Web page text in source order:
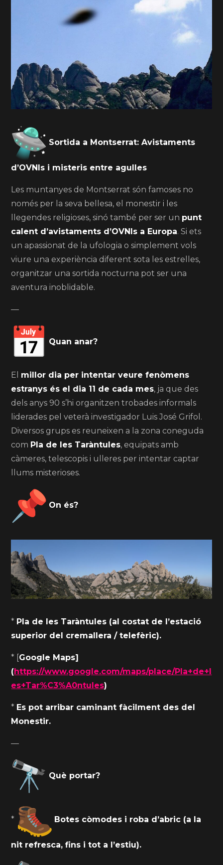
Sortida a Montserrat: Avistaments
d’OVNIs i misteris entre agulles
Les muntanyes de Montserrat són famoses no
només per la seva bellesa, el monestir i les
llegendes religioses, sinó també per ser un punt
calent d’avistaments d’OVNIs a Europa. Si ets
un apassionat de la ufologia o simplement vols
viure una experiència diferent sota les estrelles,
organitzar una sortida nocturna pot ser una
aventura inoblidable.
—
Quan anar?
El millor dia per intentar veure fenòmens
estranys és el dia 11 de cada mes, ja que des
dels anys 90 s’hi organitzen trobades informals
liderades pel veterà investigador Luis José Grifol.
Diversos grups es reuneixen a la zona coneguda
com Pla de les Taràntules, equipats amb
càmeres, telescopis i ulleres per intentar captar
llums misterioses.
On és?
* Pla de les Taràntules (al costat de l’estació
superior del cremallera / telefèric).
* [ Google Maps]
(https://www.google.com/maps/place/Pla+de+l
es+Tar%C3%A0ntules)
* Es pot arribar caminant fàcilment des del
Monestir.
—
Què portar?
* Botes còmodes i roba d’abric (a la
nit refresca, fins i tot a l’estiu).